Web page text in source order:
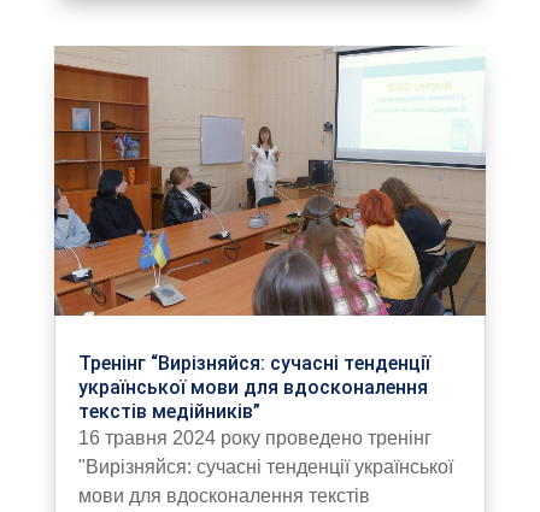
Тренінг “Вирізняйся: сучасні тенденції
української мови для вдосконалення
текстів медійників”
16 травня 2024 року проведено тренінг
"Вирізняйся: сучасні тенденції української
мови для вдосконалення текстів